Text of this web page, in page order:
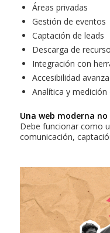
Áreas privadas
Gestión de eventos
Captación de leads
Descarga de
Integración con
Accesibilidad
Analítica y
Una web moderna
Debe funcionar como
comunicación,